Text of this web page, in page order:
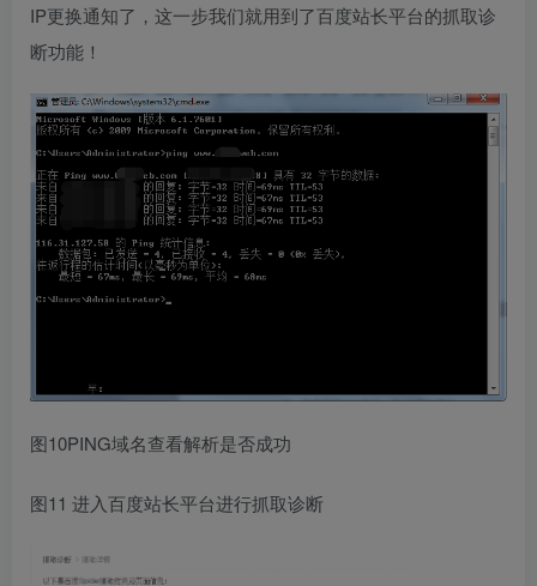
IP更换通知了，这一步我们就用到了百度站长平台的抓取诊
断功能！
图10PING域名查看解析是否成功
图11 进入百度站长平台进行抓取诊断